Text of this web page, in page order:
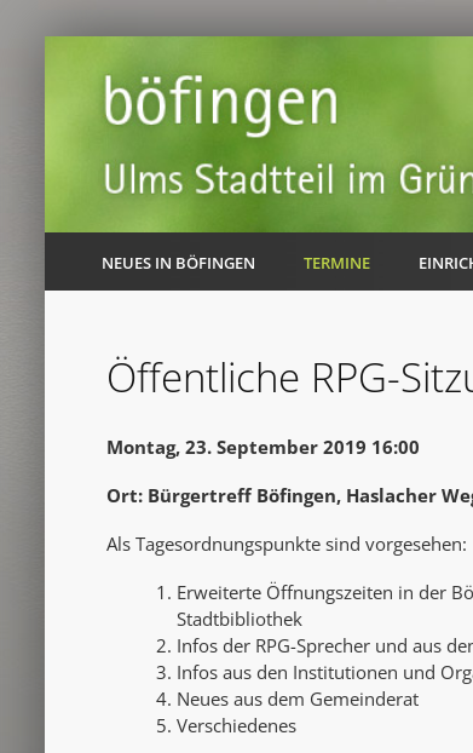
NEUES IN BÖFINGEN TERMINE
Öffentliche RPG-
Montag, 23. September 2019 16:00
Ort: Bürgertreff Böfingen, Haslacher
Als Tagesordnungspunkte sind vorgesehen:
Erweiterte Öffnungszeiten in der
Stadtbibliothek
Infos der RPG-Sprecher und aus
Infos aus den Institutionen und
Neues aus dem Gemeinderat
Verschiedenes